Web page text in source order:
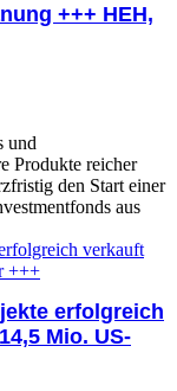
+++ HEH,
und
Produkte reicher
den Start einer
aus
erfolgreich
Mio. US-